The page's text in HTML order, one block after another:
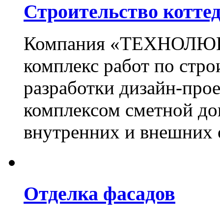
Строительство
Компания
комплекс работ по
разработки дизайн-
комплексом сметной
внутренних и внешних
Отделка фасадов